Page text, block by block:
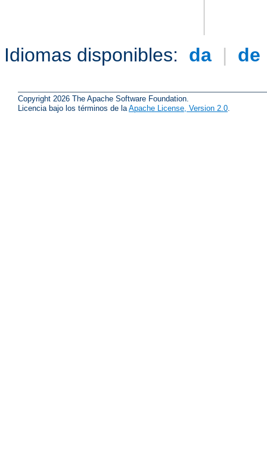
Idiomas disponibles: da | de
Copyright 2026 The Apache Software Foundation.
Licencia bajo los términos de la Apache License, Version 2.0